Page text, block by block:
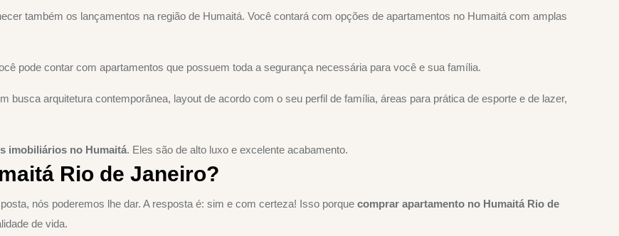
também os lançamentos na região de Humaitá. Você contará com opções de apartamentos no Humaitá com amplas
pode contar com apartamentos que possuem toda a segurança necessária para você e sua família.
busca arquitetura contemporânea, layout de acordo com o seu perfil de família, áreas para prática de esporte e de lazer,
imobiliários no Humaitá. Eles são de alto luxo e excelente acabamento.
Rio de Janeiro?
nós poderemos lhe dar. A resposta é: sim e com certeza! Isso porque comprar apartamento no Humaitá Rio de
de vida.